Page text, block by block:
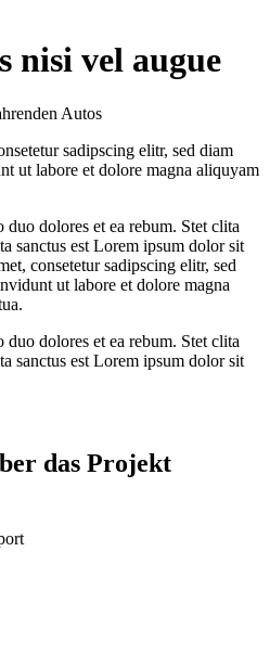
nisi vel augue
sadipscing elitr, sed diam
ut labore et dolore magna aliquyam
duo dolores et ea rebum. Stet clita
sanctus est Lorem ipsum dolor sit
consetetur sadipscing elitr, sed
ut labore et dolore magna
duo dolores et ea rebum. Stet clita
sanctus est Lorem ipsum dolor sit
das Projekt